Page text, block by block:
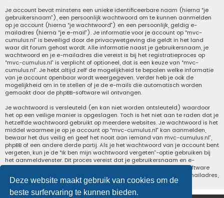
Deze website maakt gebruik van cookies om de
beste surfervaring te kunnen bieden.
Je account bevat minstens een unieke identificeerbare naam (hierna “je
gebruikersnaam”), een persoonlijk wachtwoord om te kunnen aanmelden
op je account (hierna “je wachtwoord”) en een persoonlijk, geldig e-
mailadres (hierna “je e-mail”). Je informatie voor je account op “mvc-
cumulus.nl” is beveiligd door de privacywetgeving die geldt in het land
waar dit forum gehost wordt. Alle informatie naast je gebruikersnaam, je
wachtwoord en je e-mailadres die vereist is bij het registratieproces op
“mvc-cumulus.nl” is verplicht of optioneel, dat is een keuze van “mvc-
cumulus.nl”. Je hebt altijd zelf de mogelijkheid te bepalen welke informatie
van je account openbaar wordt weergegeven. Verder heb je ook de
mogelijkheid om in te stellen of je de e-mails die automatisch worden
gemaakt door de phpBB-software wil ontvangen.
Je wachtwoord is versleuteld (en kan niet worden ontsleuteld) waardoor
het op een veilige manier is opgeslagen. Toch is het niet aan te raden dat je
hetzelfde wachtwoord gebruikt op meerdere websites. Je wachtwoord is het
middel waarmee je op je account op “mvc-cumulus.nl” kan aanmelden,
bewaar het dus veilig en geef het nooit aan iemand van mvc-cumulus.nl”,
phpBB of een andere derde partij. Als je het wachtwoord van je account bent
vergeten, kun je de “Ik ben mijn wachtwoord vergeten”-optie gebruiken bij
het aanmeldvenster. Dit proces vereist dat je gebruikersnaam en e-
mailadres opgeeft van je gebruikersaccount, waarna de phpBB-software
een nieuw wachtwoord zal genereren en zal opsturen naar het e-mailadres,
zodat je je opnieuw kunt aanmelden.